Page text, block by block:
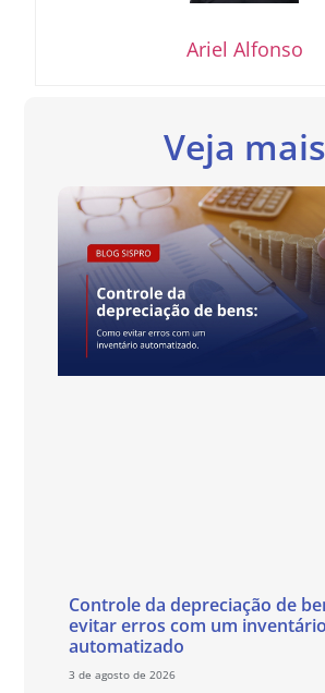
Ariel Alfonso
Veja mais
Controle da depreciação de
evitar erros com um inventário
automatizado
3 de agosto de 2026